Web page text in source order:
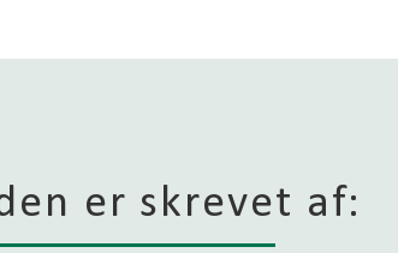
er skrevet af: